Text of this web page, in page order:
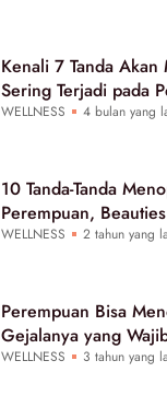
Kenali 7 Tanda
Sering Terjadi pada
WELLNESS 4 bulan yang
10 Tanda-Tanda
Perempuan,
WELLNESS 2 tahun yang
Perempuan Bisa
Gejalanya yang
WELLNESS 3 tahun yang